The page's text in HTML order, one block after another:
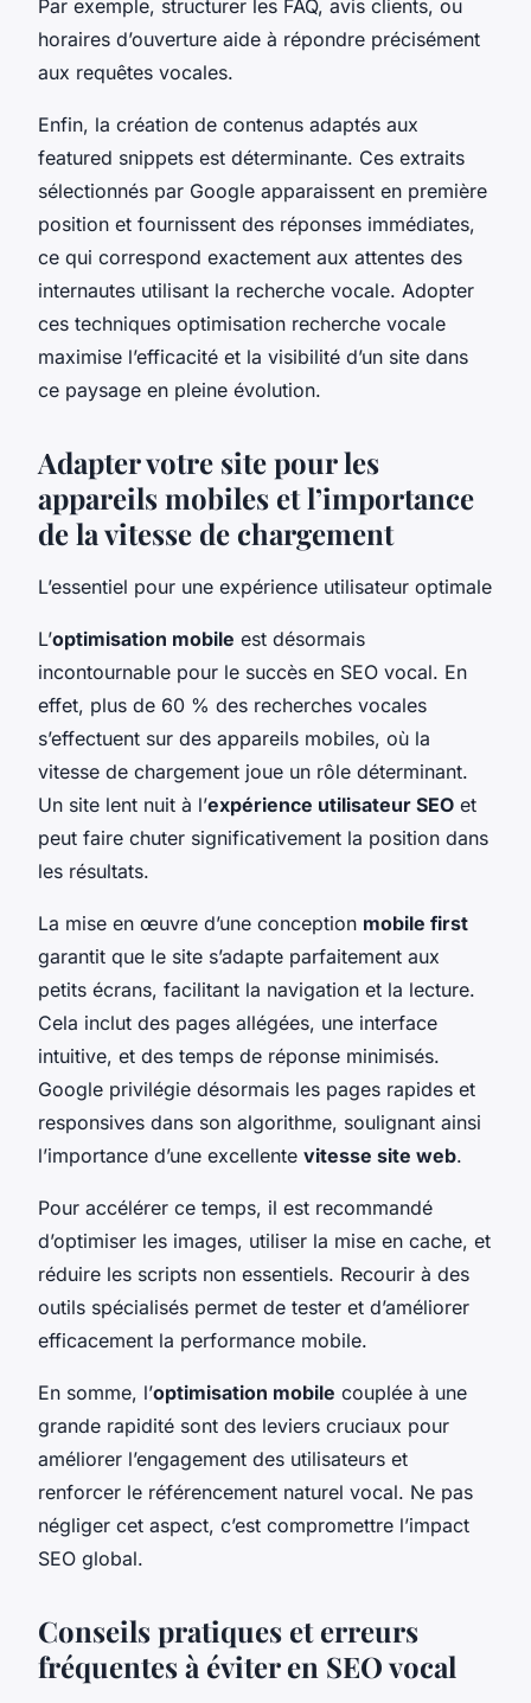
Par exemple, structurer les FAQ, avis clients, ou
horaires d’ouverture aide à répondre précisément
aux requêtes vocales.
Enfin, la création de contenus adaptés aux
featured snippets est déterminante. Ces extraits
sélectionnés par Google apparaissent en première
position et fournissent des réponses immédiates,
ce qui correspond exactement aux attentes des
internautes utilisant la recherche vocale. Adopter
ces techniques optimisation recherche vocale
maximise l’efficacité et la visibilité d’un site dans
ce paysage en pleine évolution.
Adapter votre site pour les
appareils mobiles et l’importance
de la vitesse de chargement
L’essentiel pour une expérience utilisateur optimale
L’optimisation mobile est désormais
incontournable pour le succès en SEO vocal. En
effet, plus de 60 % des recherches vocales
s’effectuent sur des appareils mobiles, où la
vitesse de chargement joue un rôle déterminant.
Un site lent nuit à l’expérience utilisateur SEO et
peut faire chuter significativement la position dans
les résultats.
La mise en œuvre d’une conception mobile first
garantit que le site s’adapte parfaitement aux
petits écrans, facilitant la navigation et la lecture.
Cela inclut des pages allégées, une interface
intuitive, et des temps de réponse minimisés.
Google privilégie désormais les pages rapides et
responsives dans son algorithme, soulignant ainsi
l’importance d’une excellente vitesse site web.
Pour accélérer ce temps, il est recommandé
d’optimiser les images, utiliser la mise en cache, et
réduire les scripts non essentiels. Recourir à des
outils spécialisés permet de tester et d’améliorer
efficacement la performance mobile.
En somme, l’optimisation mobile couplée à une
grande rapidité sont des leviers cruciaux pour
améliorer l’engagement des utilisateurs et
renforcer le référencement naturel vocal. Ne pas
négliger cet aspect, c’est compromettre l’impact
SEO global.
Conseils pratiques et erreurs
fréquentes à éviter en SEO vocal